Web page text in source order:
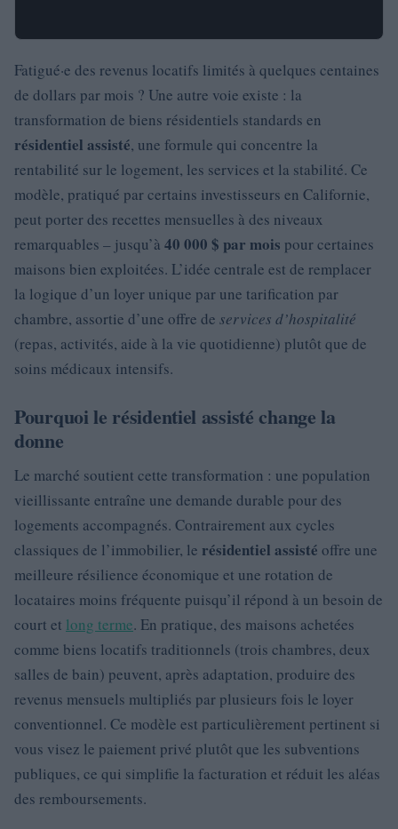
Fatigué·e des revenus locatifs limités à quelques centaines
de dollars par mois ? Une autre voie existe : la
transformation de biens résidentiels standards en
résidentiel assisté, une formule qui concentre la
rentabilité sur le logement, les services et la stabilité. Ce
modèle, pratiqué par certains investisseurs en Californie,
peut porter des recettes mensuelles à des niveaux
remarquables – jusqu’à 40 000 $ par mois pour certaines
maisons bien exploitées. L’idée centrale est de remplacer
la logique d’un loyer unique par une tarification par
chambre, assortie d’une offre de services d’hospitalité
(repas, activités, aide à la vie quotidienne) plutôt que de
soins médicaux intensifs.
Pourquoi le résidentiel assisté change la
donne
Le marché soutient cette transformation : une population
vieillissante entraîne une demande durable pour des
logements accompagnés. Contrairement aux cycles
classiques de l’immobilier, le résidentiel assisté offre une
meilleure résilience économique et une rotation de
locataires moins fréquente puisqu’il répond à un besoin de
court et long terme. En pratique, des maisons achetées
comme biens locatifs traditionnels (trois chambres, deux
salles de bain) peuvent, après adaptation, produire des
revenus mensuels multipliés par plusieurs fois le loyer
conventionnel. Ce modèle est particulièrement pertinent si
vous visez le paiement privé plutôt que les subventions
publiques, ce qui simplifie la facturation et réduit les aléas
des remboursements.